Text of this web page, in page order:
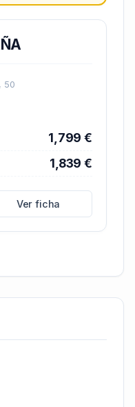
50
1,799 €
1,839 €
Ver ficha